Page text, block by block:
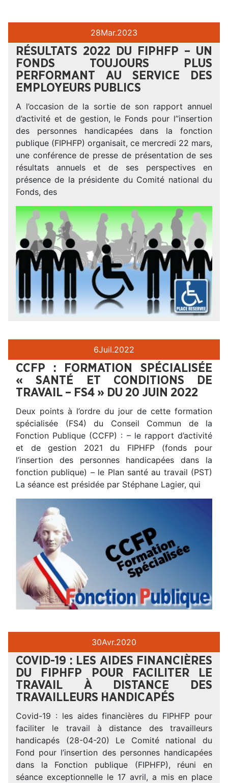
28Mar.2023
RÉSULTATS 2022 DU FIPHFP – UN
FONDS TOUJOURS PLUS
PERFORMANT AU SERVICE DES
EMPLOYEURS PUBLICS
A l’occasion de la sortie de son rapport annuel
d’activité et de gestion, le Fonds pour l’’insertion
des personnes handicapées dans la fonction
publique (FIPHFP) organisait, ce mercredi 22 mars,
une conférence de presse de présentation de ses
résultats annuels et de ses perspectives en
présence de la présidente du Comité national du
Fonds, des
6Juil.2022
CCFP : FORMATION SPÉCIALISÉE
« SANTÉ ET CONDITIONS DE
TRAVAIL – FS4 » DU 20 JUIN 2022
Deux points à l’ordre du jour de cette formation
spécialisée (FS4) du Conseil Commun de la
Fonction Publique (CCFP) : – le rapport d’activité
et de gestion 2021 du FIPHFP (fonds pour
l’insertion des personnes handicapées dans la
fonction publique) – le Plan santé au travail (PST)
La séance est présidée par Stéphane Lagier, qui
30Avr.2020
COVID-19 : LES AIDES FINANCIÈRES
DU FIPHFP POUR FACILITER LE
TRAVAIL À DISTANCE DES
TRAVAILLEURS HANDICAPÉS
Covid-19 : les aides financières du FIPHFP pour
faciliter le travail à distance des travailleurs
handicapés (28-04-20) Le Comité national du
Fond pour l’insertion des personnes handicapées
dans la Fonction publique (FIPHFP), réuni en
séance exceptionnelle le 17 avril, a mis en place